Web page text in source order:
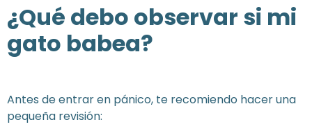
¿Qué debo observar si mi
gato babea?
Antes de entrar en pánico, te recomiendo hacer una
pequeña revisión: